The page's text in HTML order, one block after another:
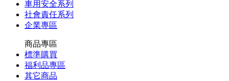
車用安全系列
社會責任系列
企業專區
商品專區
標準購買
福利品專區
其它商品